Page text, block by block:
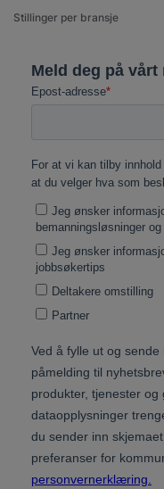
Stillinger per bransje